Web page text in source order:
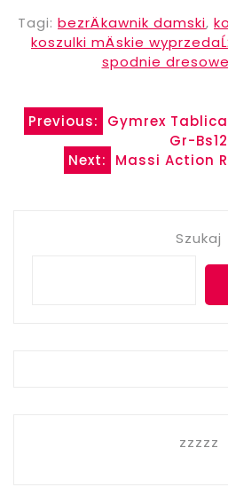
Tagi: bezrÄkawnik damski,
koszulki mÄskie
spodnie
Nawigacja
wpisu
Previous:
Gymrex
Gr-Bs12
Next:
Massi Action
Szukaj
zzzzz